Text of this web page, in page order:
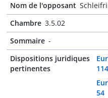
Nom de l'opposant
Chambre 3.5.02
Sommaire -
Dispositions juridiques
pertinentes
54